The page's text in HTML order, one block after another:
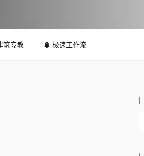
筑专教 极速工作流